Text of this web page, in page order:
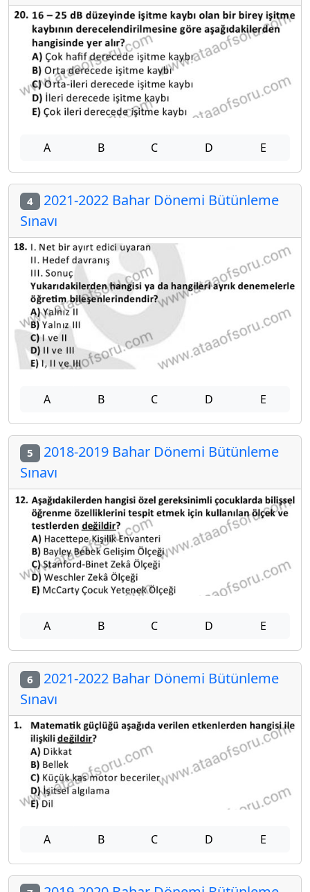
A B C D E
4 2021-2022 Bahar Dönemi Bütünleme
Sınavı
A B C D E
5 2018-2019 Bahar Dönemi Bütünleme
Sınavı
A B C D E
6 2021-2022 Bahar Dönemi Bütünleme
Sınavı
A B C D E